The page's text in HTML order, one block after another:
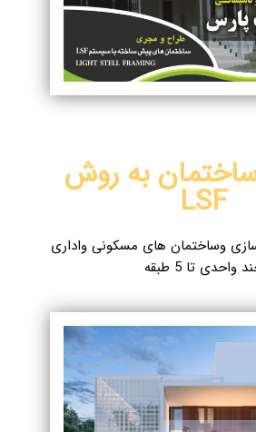
به روش
LSF
وساختمان های مسکونی واداری
واحدی تا 5 طبقه